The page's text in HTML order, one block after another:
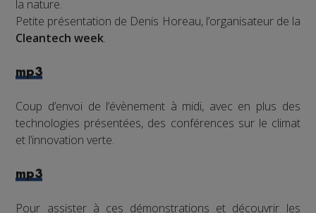
la nature.
Petite présentation de Denis Horeau, l’organisateur de la
Cleantech week.
mp3
Coup d’envoi de l’évènement à midi, avec en plus des
technologies présentées, des conférences sur le climat
et l’innovation verte.
mp3
Pour assister à ces démonstrations et découvrir les